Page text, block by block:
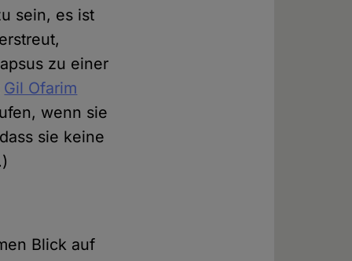
sein, es ist
zu einer
Gil Ofarim
wenn sie
sie keine
Blick auf